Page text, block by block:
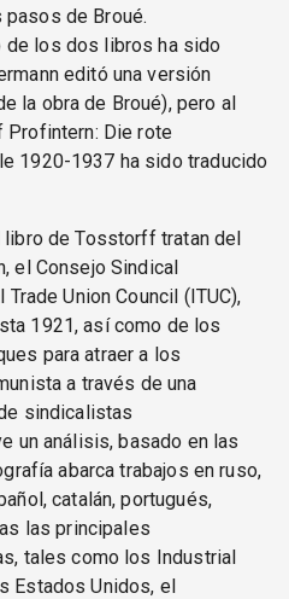
de Broué.
de los dos libros ha sido
editó una versión
la obra de Broué), pero al
Profintern: Die rote
1920-1937 ha sido traducido
de Tosstorff tratan del
el Consejo Sindical
Union Council (ITUC),
1921, así como de los
para atraer a los
a través de una
sindicalistas
un análisis, basado en las
abarca trabajos en ruso,
catalán, portugués,
las principales
tales como los Industrial
Estados Unidos, el